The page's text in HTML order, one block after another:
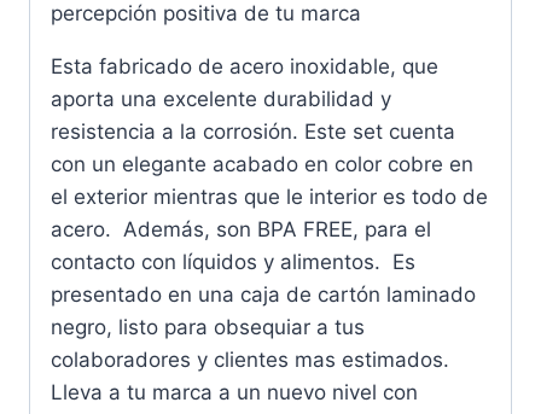
percepción positiva de tu marca
Esta fabricado de acero inoxidable, que
aporta una excelente durabilidad y
resistencia a la corrosión. Este set cuenta
con un elegante acabado en color cobre en
el exterior mientras que le interior es todo de
acero. Además, son BPA FREE, para el
contacto con líquidos y alimentos. Es
presentado en una caja de cartón laminado
negro, listo para obsequiar a tus
colaboradores y clientes mas estimados.
Lleva a tu marca a un nuevo nivel con